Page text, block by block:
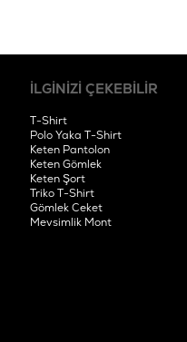
İLGİNİZİ ÇEKEBİLİR
T-Shirt
Polo Yaka T-Shirt
Keten Pantolon
Keten Gömlek
Keten Şort
Triko T-Shirt
Gömlek Ceket
Mevsimlik Mont